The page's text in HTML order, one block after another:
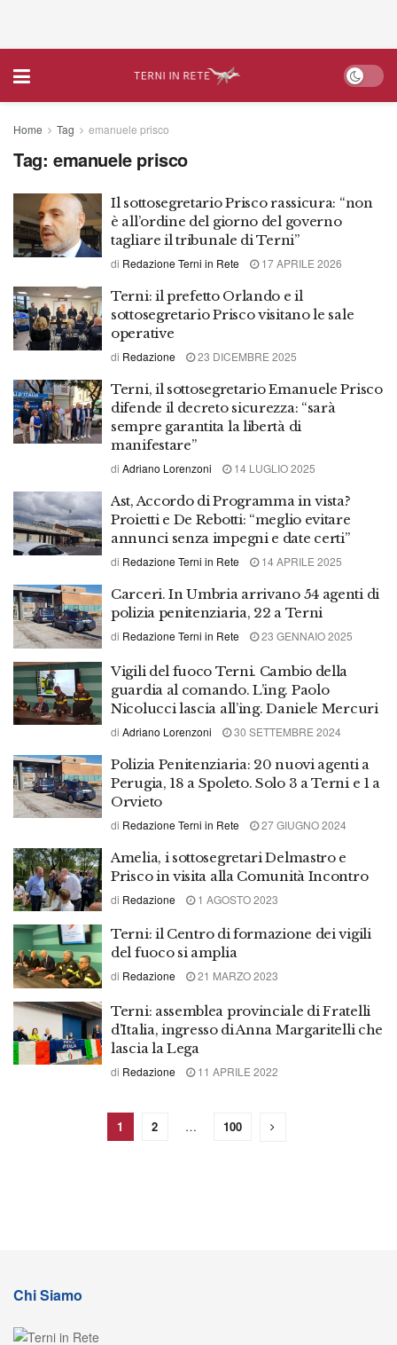
Home Tag emanuele prisco
Tag: emanuele prisco
Il sottosegretario Prisco rassicura: “non
è all’ordine del giorno del governo
tagliare il tribunale di Terni”
di Redazione Terni in Rete 17 APRILE 2026
Terni: il prefetto Orlando e il
sottosegretario Prisco visitano le sale
operative
di Redazione 23 DICEMBRE 2025
Terni, il sottosegretario Emanuele Prisco
difende il decreto sicurezza: “sarà
sempre garantita la libertà di
manifestare”
di Adriano Lorenzoni 14 LUGLIO 2025
Ast, Accordo di Programma in vista?
Proietti e De Rebotti: “meglio evitare
annunci senza impegni e date certi”
di Redazione Terni in Rete 14 APRILE 2025
Carceri. In Umbria arrivano 54 agenti di
polizia penitenziaria, 22 a Terni
di Redazione Terni in Rete 23 GENNAIO 2025
Vigili del fuoco Terni. Cambio della
guardia al comando. L’ing. Paolo
Nicolucci lascia all’ing. Daniele Mercuri
di Adriano Lorenzoni 30 SETTEMBRE 2024
Polizia Penitenziaria: 20 nuovi agenti a
Perugia, 18 a Spoleto. Solo 3 a Terni e 1 a
Orvieto
di Redazione Terni in Rete 27 GIUGNO 2024
Amelia, i sottosegretari Delmastro e
Prisco in visita alla Comunità Incontro
di Redazione 1 AGOSTO 2023
Terni: il Centro di formazione dei vigili
del fuoco si amplia
di Redazione 21 MARZO 2023
Terni: assemblea provinciale di Fratelli
d’Italia, ingresso di Anna Margaritelli che
lascia la Lega
di Redazione 11 APRILE 2022
1 2 … 100
Chi Siamo